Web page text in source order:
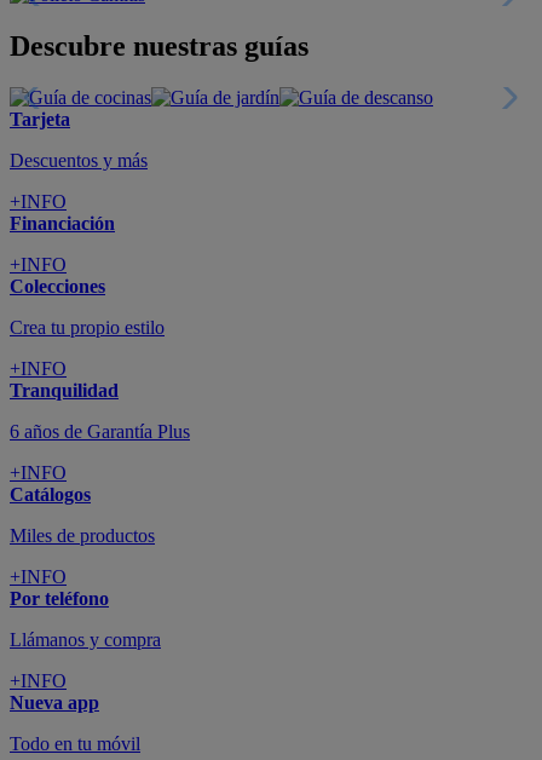
Descubre nuestras guías
Tarjeta
Descuentos y más
+INFO
Financiación
+INFO
Colecciones
Crea tu propio estilo
+INFO
Tranquilidad
6 años de Garantía Plus
+INFO
Catálogos
Miles de productos
+INFO
Por teléfono
Llámanos y compra
+INFO
Nueva app
Todo en tu móvil